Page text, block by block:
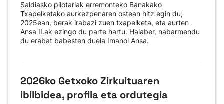
Saldiasko pilotariak erremonteko Banakako
Txapelketako aurkezpenaren ostean hitz egin du;
2025ean, berak irabazi zuen txapelketa, eta aurten
Ansa II.ak ezingo du parte hartu. Halaber, nabarmendu
du erabat babesten duela Imanol Ansa.
2026ko Getxoko Zirkuituaren
ibilbidea, profila eta ordutegia